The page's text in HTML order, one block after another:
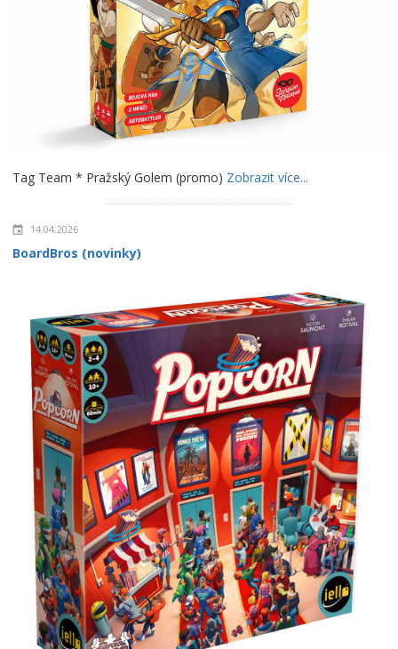
Tag Team * Pražský Golem (promo) Zobrazit více...
14.04.2026
BoardBros (novinky)